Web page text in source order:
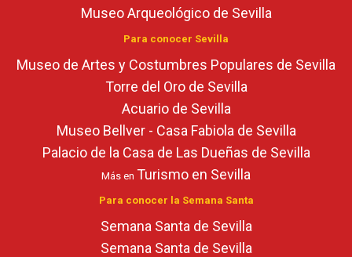
Museo Arqueológico de Sevilla
Para conocer Sevilla
Museo de Artes y Costumbres Populares de Sevilla
Torre del Oro de Sevilla
Acuario de Sevilla
Museo Bellver - Casa Fabiola de Sevilla
Palacio de la Casa de Las Dueñas de Sevilla
Más en Turismo en Sevilla
Para conocer la Semana Santa
Semana Santa de Sevilla
Semana Santa de Sevilla